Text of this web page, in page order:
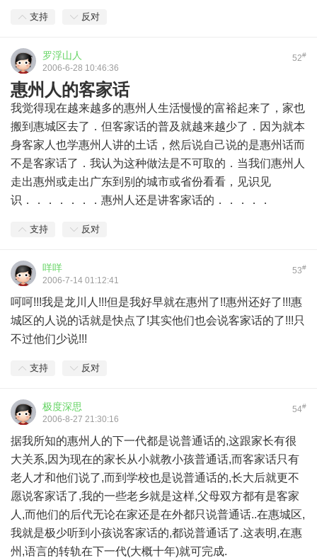
支持 反对
52#
罗浮山人
2006-6-28 10:46:36
惠州人的客家话
我觉得现在越来越多的惠州人生活慢慢的富裕起来了，家也
搬到惠城区去了．但客家话的普及就越来越少了．因为就本
身客家人也学惠州人讲的土话，然后说自己说的是惠州话而
不是客家话了．我认为这种做法是不可取的．当我们惠州人
走出惠州或走出广东到别的城市或省份看看，见识见
识．．．．．．．惠州人还是讲客家话的．．．．．
支持 反对
53#
咩咩
2006-7-14 01:12:41
呵呵!!!我是龙川人!!!但是我好早就在惠州了!!惠州还好了!!!惠
城区的人说的话就是快点了!其实他们也会说客家话的了!!!只
不过他们少说!!!
支持 反对
54#
极度深思
2006-8-27 21:30:16
据我所知的惠州人的下一代都是说普通话的,这跟家长有很
大关系,因为现在的家长从小就教小孩普通话,而客家话只有
老人才和他们说了,而到学校也是说普通话的,长大后就更不
愿说客家话了,我的一些老乡就是这样,父母双方都有是客家
人,而他们的后代无论在家还是在外都只说普通话..在惠城区,
我就是极少听到小孩说客家话的,都说普通话了.这表明,在惠
州,语言的转轨在下一代(大概十年)就可完成.